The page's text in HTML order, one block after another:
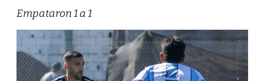
Empataron 1 a 1